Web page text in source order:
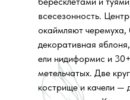
всесезонность.
окаймляют
декоративная
ели нидиформис и
метельчатых. Две
кострище и качели —